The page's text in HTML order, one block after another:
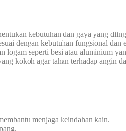
kebutuhan dan gaya yang
dengan kebutuhan fungsional dan
logam seperti besi atau aluminium
kokoh agar tahan terhadap angin
menjaga keindahan kain.